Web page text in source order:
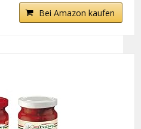
Bei Amazon kaufen